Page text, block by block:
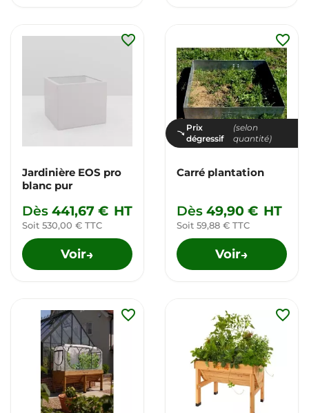
Jardinière EOS pro
blanc pur
Dès 441,67 € HT
Soit 530,00 € TTC
Voir→
favorite_border
Prix
dégressif
(selon
quantité)
Carré plantation
Dès 49,90 € HT
Soit 59,88 € TTC
Voir→
favorite_border
favorite_border favorite_border